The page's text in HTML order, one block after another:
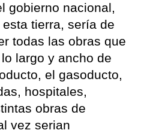
gobierno nacional,
tierra, sería de
todas las obras que
largo y ancho de
el gasoducto,
hospitales,
obras de
vez serian